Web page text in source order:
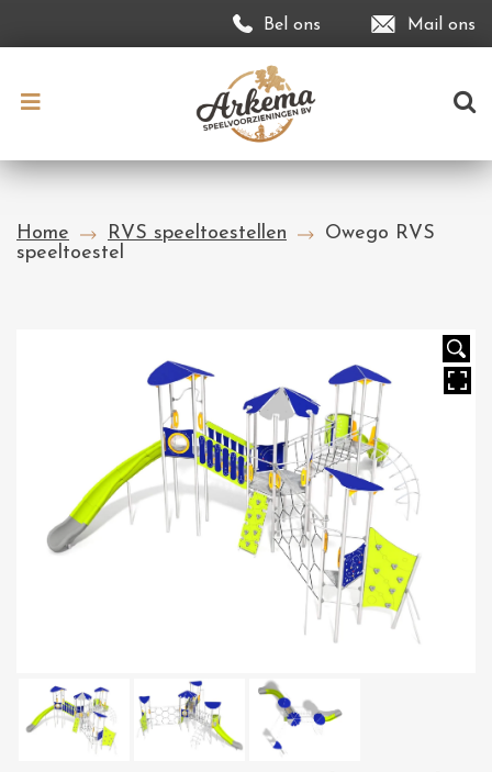
Bel ons Mail ons
Home RVS speeltoestellen
Owego RVS
speeltoestel